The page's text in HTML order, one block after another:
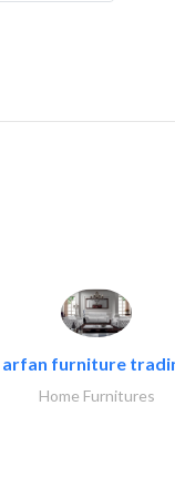
arfan furniture
Home Furnitures